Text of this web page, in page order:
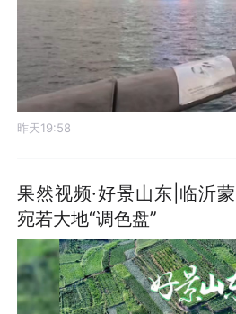
昨天19:58
果然视频·好景山东|临沂
宛若大地“调色盘”